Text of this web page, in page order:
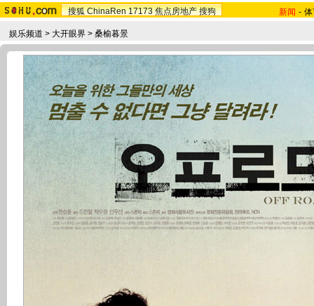
搜狐 ChinaRen 17173 焦点房地产 搜狗 新闻 -
娱乐频道 > 大开眼界 > 桑榆暮景